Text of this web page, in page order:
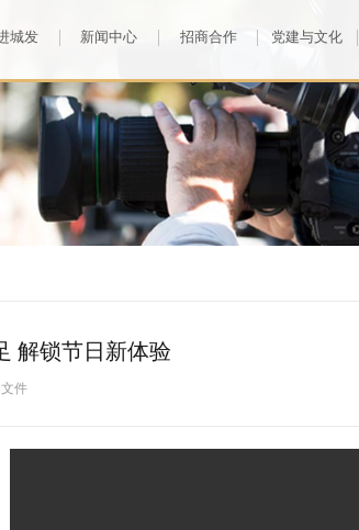
城发 新闻中心 招商合作 党建与文化
解锁节日新体验
件